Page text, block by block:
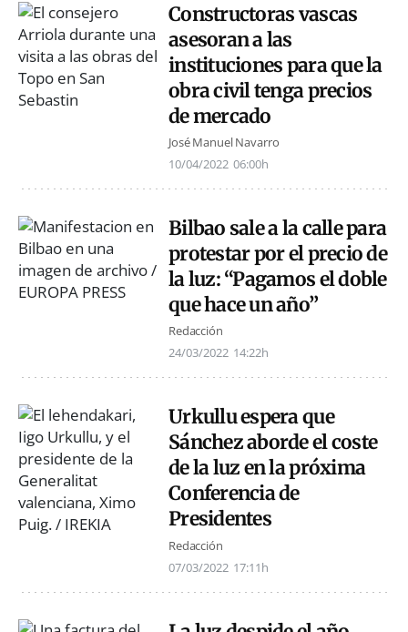
Constructoras vascas
asesoran a las
instituciones para que la
obra civil tenga precios
de mercado
José Manuel Navarro
10/04/2022 06:00h
Bilbao sale a la calle para
protestar por el precio de
la luz: “Pagamos el doble
que hace un año”
Redacción
24/03/2022 14:22h
Urkullu espera que
Sánchez aborde el coste
de la luz en la próxima
Conferencia de
Presidentes
Redacción
07/03/2022 17:11h